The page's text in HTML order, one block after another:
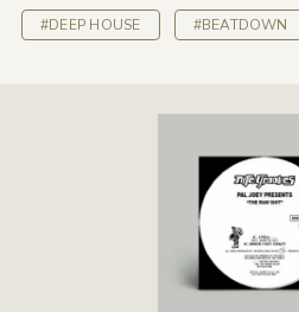
#DEEP HOUSE #BEATDOWN